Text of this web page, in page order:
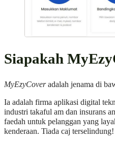
Siapakah
MyEzyCoveradalah jenama di
Ia adalah firma aplikasi digital
industri takaful am dan insurans
faedah untuk pelanggan yang
kenderaan. Tiada caj terselindung!